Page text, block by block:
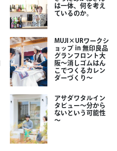
は一体、何を考え
ているのか。
MUJI×URワークシ
ョップ in 無印良品
グランフロント大
阪～消しゴムはん
こでつくるカレン
ダーづくり～
アサダワタルイン
タビュー～分から
ないという可能性
～